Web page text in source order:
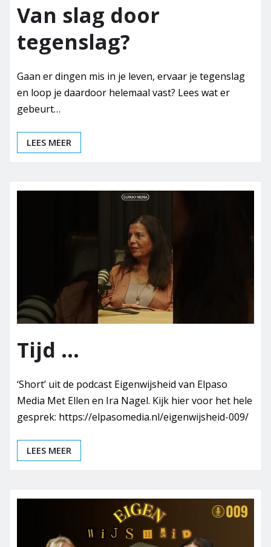
Van slag door
tegenslag?
Gaan er dingen mis in je leven, ervaar je tegenslag
en loop je daardoor helemaal vast? Lees wat er
gebeurt…
LEES MEER
Tijd …
‘Short’ uit de podcast Eigenwijsheid van Elpaso
Media Met Ellen en Ira Nagel. Kijk hier voor het hele
gesprek: https://elpasomedia.nl/eigenwijsheid-009/
LEES MEER